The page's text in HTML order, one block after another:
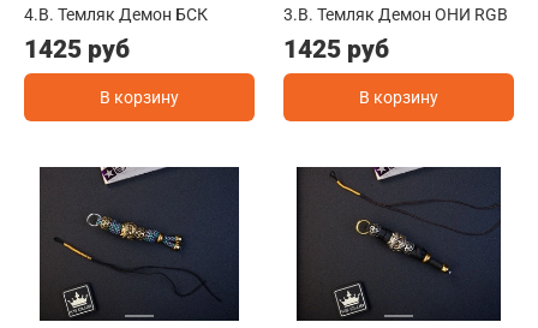
4.B. Темляк Демон БСК
1425 руб
В корзину
3.B. Темляк Демон ОНИ RGB
1425 руб
В корзину